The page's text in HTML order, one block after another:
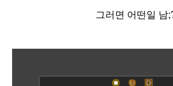
그러면 어떤일 남